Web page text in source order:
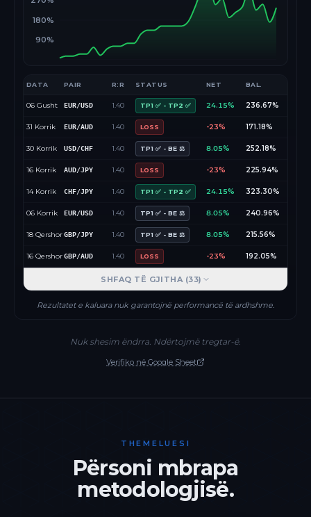
90%
180%
DATA PAIR R:R STATUS NET BAL.
06 Gusht EUR/USD 1.40 TP1 ✅ - TP2 ✅ 24.15% 236.67%
31 Korrik EUR/AUD 1.40 LOSS -23% 171.18%
30 Korrik USD/CHF 1.40 TP1 ✅ - BE ⚖️ 8.05% 252.18%
16 Korrik AUD/JPY 1.40 LOSS -23% 225.94%
14 Korrik CHF/JPY 1.40 TP1 ✅ - TP2 ✅ 24.15% 323.30%
06 Korrik EUR/USD 1.40 TP1 ✅ - BE ⚖️ 8.05% 240.96%
18 QershorGBP/JPY 1.40 TP1 ✅ - BE ⚖️ 8.05% 215.56%
16 QershorGBP/AUD 1.40 LOSS -23% 192.05%
SHFAQ TË GJITHA (33)
Rezultatet e kaluara nuk garantojnë performancë të ardhshme.
Nuk shesim ëndrra. Ndërtojmë tregtar-ë.
Verifiko në Google Sheet
THEMELUESI
Përsoni mbrapa
metodologjisë.